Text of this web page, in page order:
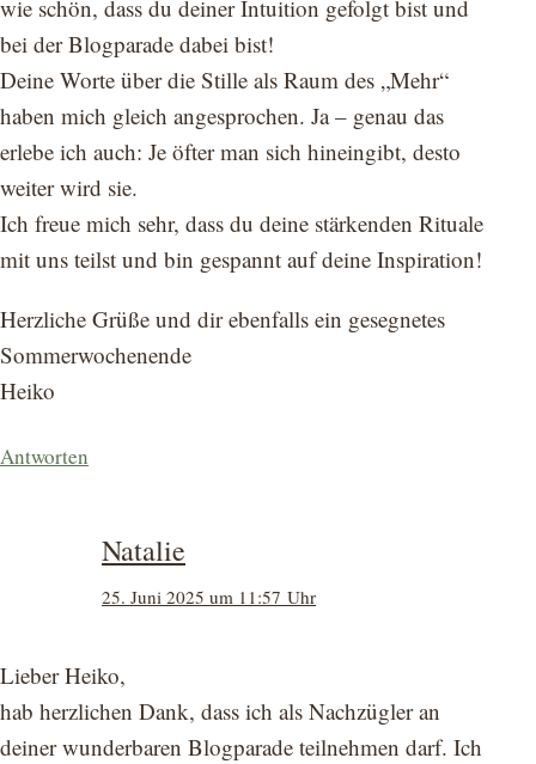
wie schön, dass du deiner Intuition gefolgt bist und
bei der Blogparade dabei bist!
Deine Worte über die Stille als Raum des „Mehr“
haben mich gleich angesprochen. Ja – genau das
erlebe ich auch: Je öfter man sich hineingibt, desto
weiter wird sie.
Ich freue mich sehr, dass du deine stärkenden Rituale
mit uns teilst und bin gespannt auf deine Inspiration!
Herzliche Grüße und dir ebenfalls ein gesegnetes
Sommerwochenende
Heiko
Antworten
Natalie
25. Juni 2025 um 11:57 Uhr
Lieber Heiko,
hab herzlichen Dank, dass ich als Nachzügler an
deiner wunderbaren Blogparade teilnehmen darf. Ich